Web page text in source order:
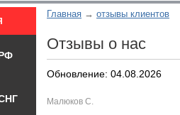
Главная отзывы клиентов
Отзывы о нас
Обновление: 04.08.2026
Малюков С.